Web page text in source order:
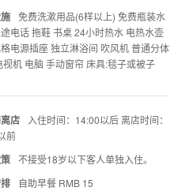
免费洗漱用品(6样以上) 免费瓶装水
电话 拖鞋 书桌 24小时热水 电热水壶
电源插座 独立淋浴间 吹风机 普通分体
视机 电脑 手动窗帘 床具:毯子或被子
店
入住时间：14:00以后 离店时间：
前
不接受18岁以下客人单独入住。
自助早餐 RMB 15